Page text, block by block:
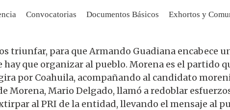
Convocatorias Documentos Básicos
Exhortos y
triunfar, para que Armando Guadiana encabece
que organizar al pueblo. Morena es el partido
por Coahuila, acompañando al candidato
Morena, Mario Delgado, llamó a redoblar
al PRI de la entidad, llevando el mensaje al